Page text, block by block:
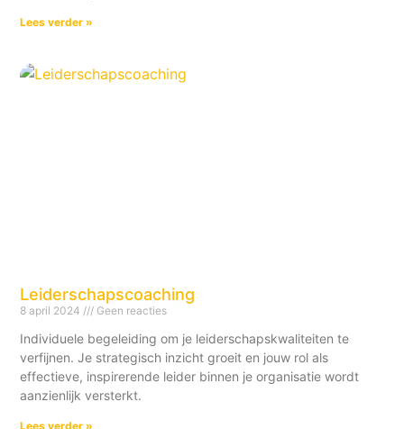
Lees verder »
Leiderschapscoaching
8 april 2024 Geen reacties
Individuele begeleiding om je leiderschapskwaliteiten te
verfijnen. Je strategisch inzicht groeit en jouw rol als
effectieve, inspirerende leider binnen je organisatie wordt
aanzienlijk versterkt.
Lees verder »